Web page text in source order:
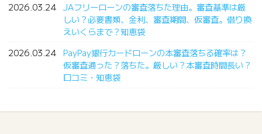
2026.03.24 JAフリーローンの審査落ちた理由。審査基準は厳
しい？必要書類、金利、審査期間、仮審査。借り換
えいくらまで？知恵袋
2026.03.24 PayPay銀行カードローンの本審査落ちる確率は？
仮審査通った？落ちた。厳しい？本審査時間長い？
口コミ・知恵袋